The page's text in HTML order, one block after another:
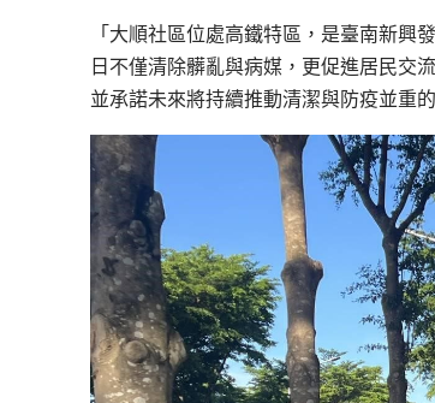
「大順社區位處高鐵特區，是臺南新
日不僅清除髒亂與病媒，更促進居民交
並承諾未來將持續推動清潔與防疫並重